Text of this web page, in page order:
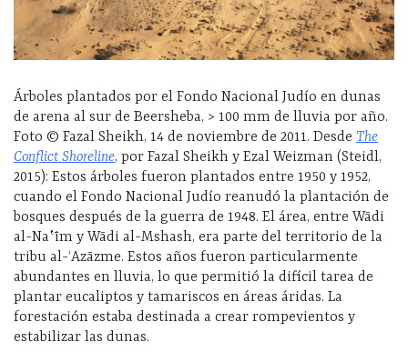
Árboles plantados por el Fondo Nacional Judío en dunas
de arena al sur de Beersheba, > 100 mm de lluvia por año.
Foto © Fazal Sheikh, 14 de noviembre de 2011. Desde The
Conflict Shoreline, por Fazal Sheikh y Ezal Weizman (Steidl,
2015): Estos árboles fueron plantados entre 1950 y 1952,
cuando el Fondo Nacional Judío reanudó la plantación de
bosques después de la guerra de 1948. El área, entre Wādi
al-Naʽīm y Wādi al-Mshash, era parte del territorio de la
tribu al-ʻAzāzme. Estos años fueron particularmente
abundantes en lluvia, lo que permitió la difícil tarea de
plantar eucaliptos y tamariscos en áreas áridas. La
forestación estaba destinada a crear rompevientos y
estabilizar las dunas.